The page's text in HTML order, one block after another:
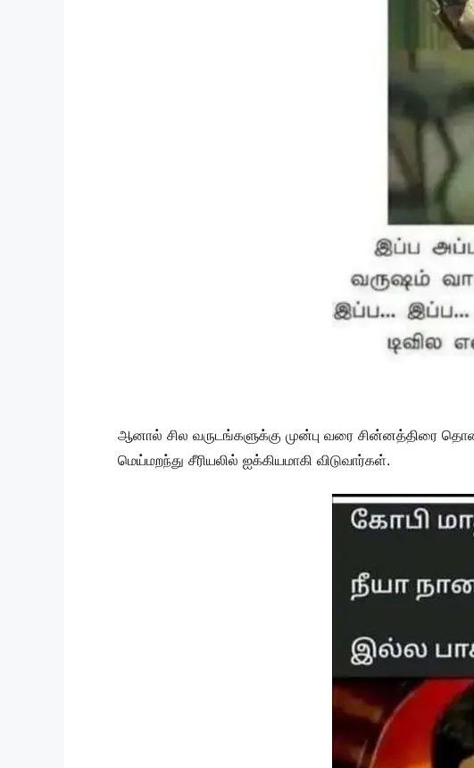
ஆனால் சில வருடங்களுக்கு முன்பு வரை சின்னத்திரை
மெய்மறந்து சீரியலில் ஐக்கியமாகி விடுவார்கள்.